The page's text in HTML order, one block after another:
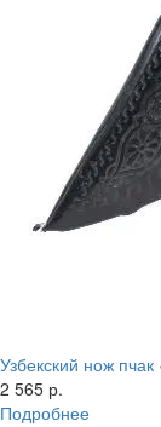
Узбекский нож
2 565 р.
Подробнее